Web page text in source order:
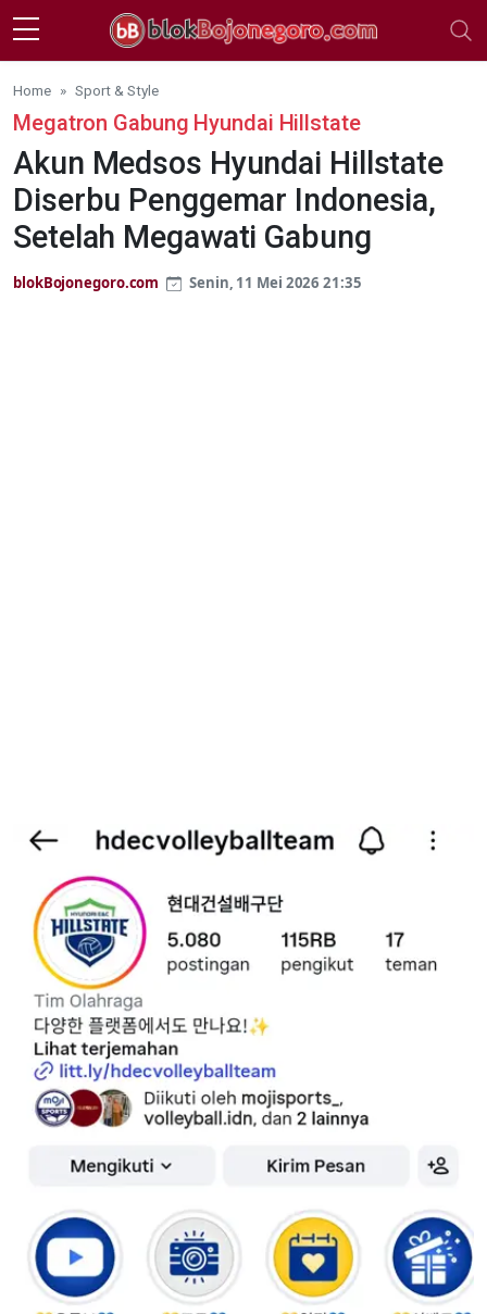
Skip to main content
Home Sport & Style
Megatron Gabung Hyundai Hillstate
Akun Medsos Hyundai Hillstate
Diserbu Penggemar Indonesia,
Setelah Megawati Gabung
blokBojonegoro.com Senin, 11 Mei 2026 21:35